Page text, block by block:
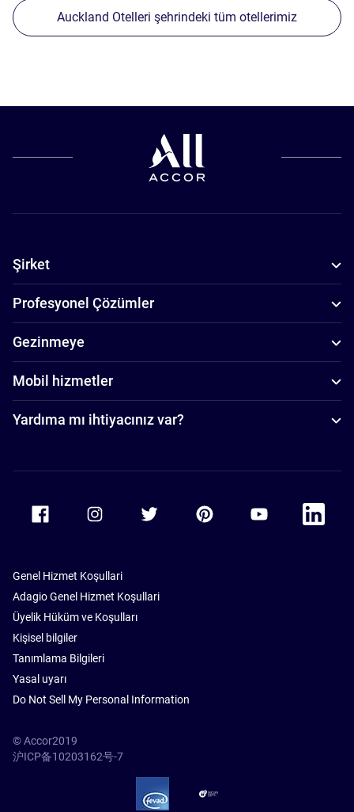
Auckland Otelleri şehrindeki tüm otellerimiz
Şirket
Profesyonel Çözümler
Gezinmeye
Mobil hizmetler
Yardıma mı ihtiyacınız var?
Accor Facebook Accor TwitterAccor PinterestAccor Youtube
Accor
Genel Hizmet Koşullari
Adagio Genel Hizmet Koşullari
Üyelik Hüküm ve Koşulları
Kişisel bilgiler
Tanımlama Bilgileri
Yasal uyarı
Do Not Sell My Personal Information
© Accor2019
沪ICP备10203162号-7